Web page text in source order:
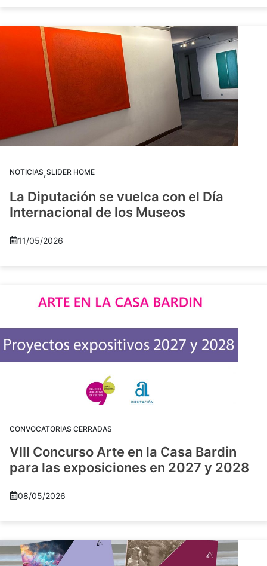
NOTICIAS,SLIDER HOME
La Diputación se vuelca con el Día
Internacional de los Museos
11/05/2026
CONVOCATORIAS CERRADAS
VIII Concurso Arte en la Casa Bardin
para las exposiciones en 2027 y 2028
08/05/2026